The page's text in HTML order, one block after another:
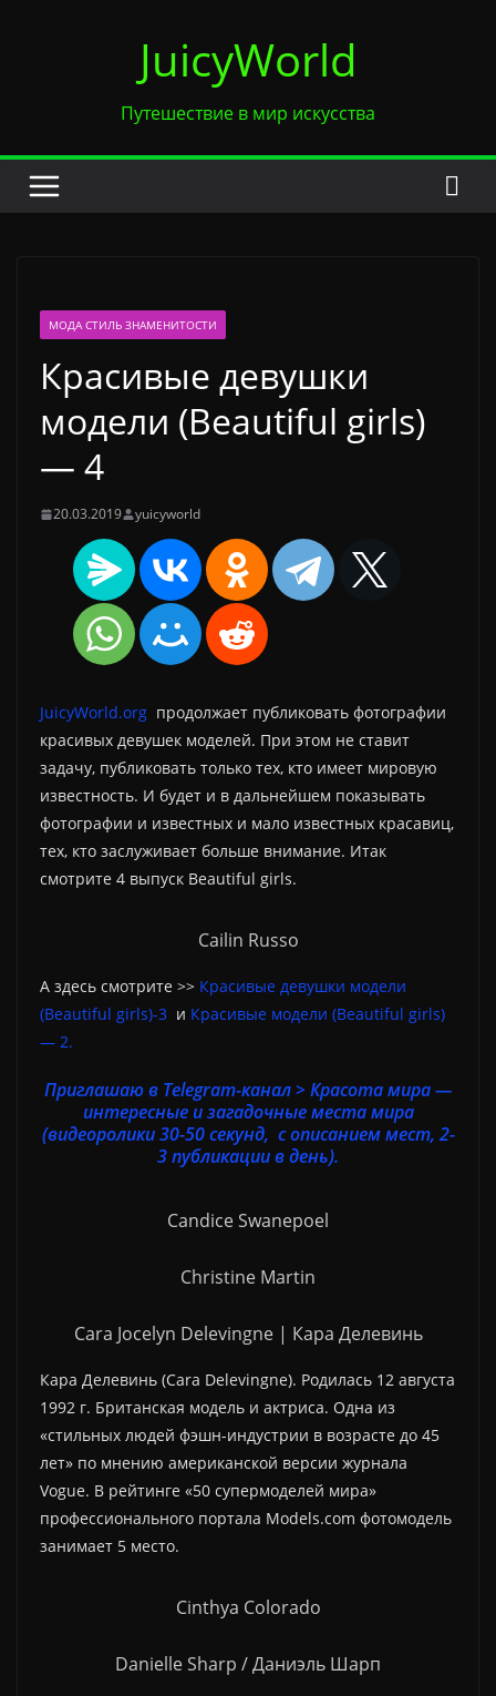
JuicyWorld
Путешествие в мир искусства
МОДА СТИЛЬ ЗНАМЕНИТОСТИ
Красивые девушки
модели (Beautiful girls)
— 4
20.03.2019 yuicyworld
JuicyWorld.org продолжает публиковать фотографии
красивых девушек моделей. При этом не ставит
задачу, публиковать только тех, кто имеет мировую
известность. И будет и в дальнейшем показывать
фотографии и известных и мало известных красавиц,
тех, кто заслуживает больше внимание. Итак
смотрите 4 выпуск Beautiful girls.
Cailin Russo
А здесь смотрите >> Красивые девушки модели
(Beautiful girls)-3 и Красивые модели (Beautiful girls)
— 2.
Приглашаю в Telegram-канал > Красота мира —
интересные и загадочные места мира
(видеоролики 30-50 секунд, с описанием мест, 2-
3 публикации в день).
Candice Swanepoel
Christine Martin
Cara Jocelyn Delevingne | Кара Делевинь
Кара Делевинь (Cara Delevingne). Родилась 12 августа
1992 г. Британская модель и актриса. Одна из
«стильных людей фэшн-индустрии в возрасте до 45
лет» по мнению американской версии журнала
Vogue. В рейтинге «50 супермоделей мира»
профессионального портала Models.com фотомодель
занимает 5 место.
Cinthya Colorado
Danielle Sharp / Даниэль Шарп